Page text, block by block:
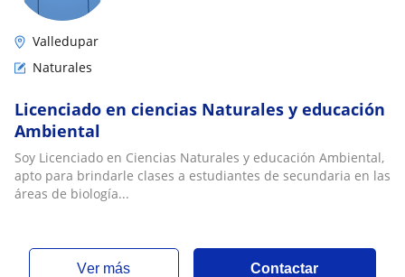
Valledupar
Naturales
Licenciado en ciencias Naturales y educación
Ambiental
Soy Licenciado en Ciencias Naturales y educación Ambiental,
apto para brindarle clases a estudiantes de secundaria en las
áreas de biología...
ver más Contactar